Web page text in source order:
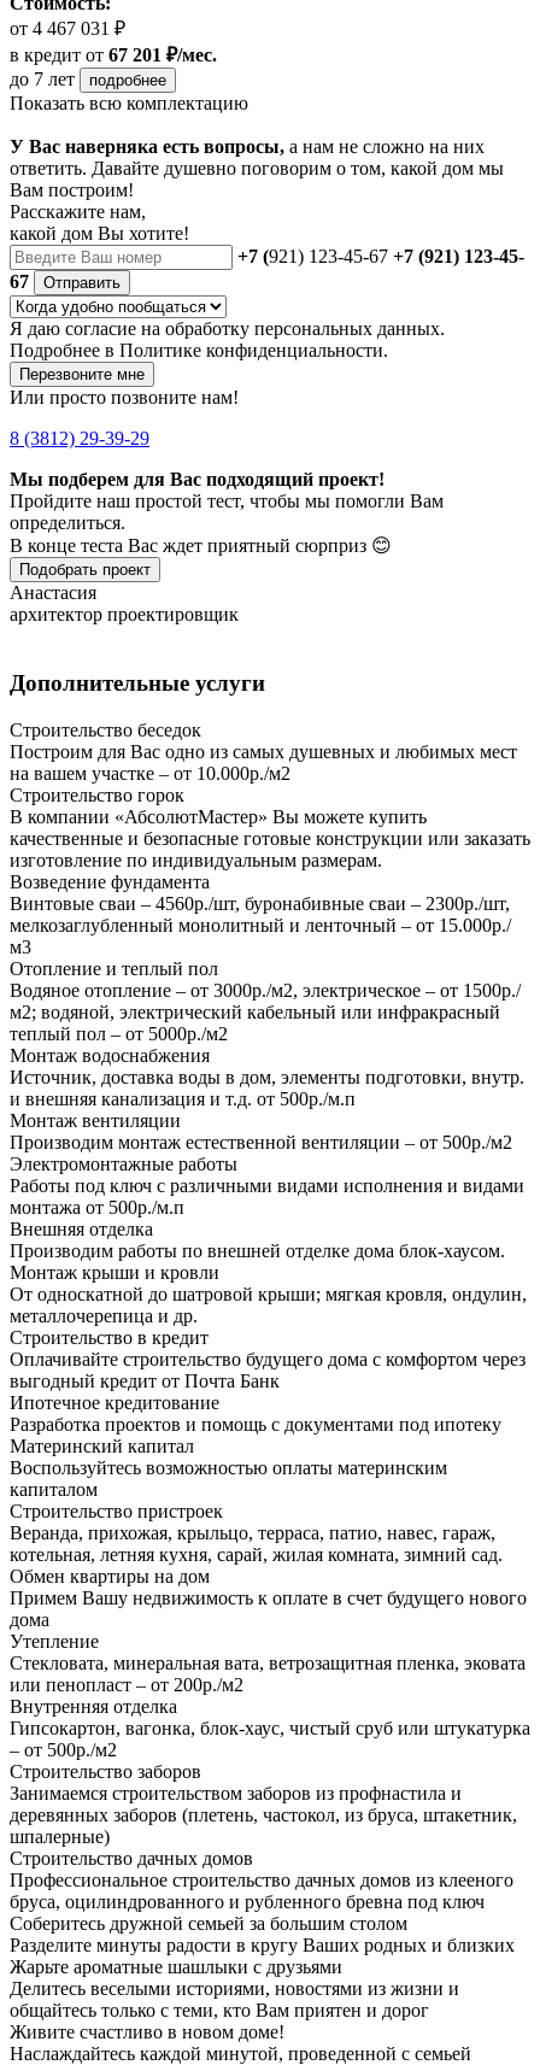
от 4 467 031 ₽
в кредит от 67 201 ₽/мес.
до 7 лет
подробнее
Показать всю комплектацию
У Вас наверняка есть вопросы, а нам не сложно на них
ответить. Давайте душевно поговорим о том, какой дом мы
Вам построим!
Расскажите нам,
какой дом Вы хотите!
+7 (921) 123-45-67 +7 (921) 123-45-
67
Отправить
Я даю согласие на обработку персональных данных.
Подробнее в Политике конфиденциальности.
Перезвоните мне
Или просто позвоните нам!
8 (3812) 29-39-29
Мы подберем для Вас подходящий проект!
Пройдите наш простой тест, чтобы мы помогли Вам
определиться.
В конце теста Вас ждет приятный сюрприз 😊
Подобрать проект
Анастасия
архитектор проектировщик
Дополнительные услуги
Строительство беседок
Построим для Вас одно из самых душевных и любимых мест
на вашем участке – от 10.000р./м2
Строительство горок
В компании «АбсолютМастер» Вы можете купить
качественные и безопасные готовые конструкции или заказать
изготовление по индивидуальным размерам.
Возведение фундамента
Винтовые сваи – 4560р./шт, буронабивные сваи – 2300р./шт,
мелкозаглубленный монолитный и ленточный – от 15.000р./
м3
Отопление и теплый пол
Водяное отопление – от 3000р./м2, электрическое – от 1500р./
м2; водяной, электрический кабельный или инфракрасный
теплый пол – от 5000р./м2
Монтаж водоснабжения
Источник, доставка воды в дом, элементы подготовки, внутр.
и внешняя канализация и т.д. от 500р./м.п
Монтаж вентиляции
Производим монтаж естественной вентиляции – от 500р./м2
Электромонтажные работы
Работы под ключ с различными видами исполнения и видами
монтажа от 500р./м.п
Внешняя отделка
Производим работы по внешней отделке дома блок-хаусом.
Монтаж крыши и кровли
От односкатной до шатровой крыши; мягкая кровля, ондулин,
металлочерепица и др.
Строительство в кредит
Оплачивайте строительство будущего дома с комфортом через
выгодный кредит от Почта Банк
Ипотечное кредитование
Разработка проектов и помощь с документами под ипотеку
Материнский капитал
Воспользуйтесь возможностью оплаты материнским
капиталом
Строительство пристроек
Веранда, прихожая, крыльцо, терраса, патио, навес, гараж,
котельная, летняя кухня, сарай, жилая комната, зимний сад.
Обмен квартиры на дом
Примем Вашу недвижимость к оплате в счет будущего нового
дома
Утепление
Стекловата, минеральная вата, ветрозащитная пленка, эковата
или пенопласт – от 200р./м2
Внутренняя отделка
Гипсокартон, вагонка, блок-хаус, чистый сруб или штукатурка
– от 500р./м2
Строительство заборов
Занимаемся строительством заборов из профнастила и
деревянных заборов (плетень, частокол, из бруса, штакетник,
шпалерные)
Строительство дачных домов
Профессиональное строительство дачных домов из клееного
бруса, оцилиндрованного и рубленного бревна под ключ
Соберитесь дружной семьей за большим столом
Разделите минуты радости в кругу Ваших родных и близких
Жарьте ароматные шашлыки с друзьями
Делитесь веселыми историями, новостями из жизни и
общайтесь только с теми, кто Вам приятен и дорог
Живите счастливо в новом доме!
Наслаждайтесь каждой минутой, проведенной с семьей